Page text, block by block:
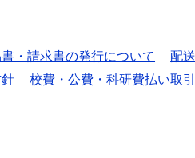
・請求書の発行について 配
校費・公費・科研費払い取